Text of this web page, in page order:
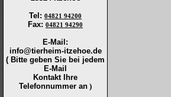
Tel : 04821 94200
Fax: 04821 94290
E-Mail:
info@tierheim-itzehoe.de
( Bitte geben Sie bei jedem
E-Mail
Kontakt Ihre
Telefonnummer an )